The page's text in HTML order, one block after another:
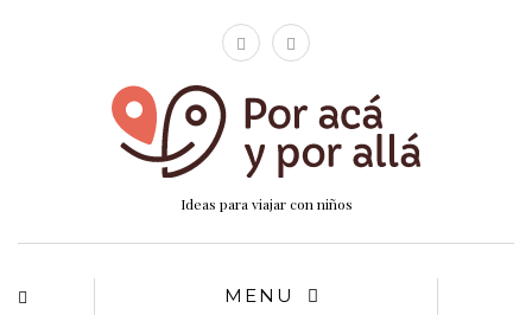
Ideas para viajar con niños
MENU